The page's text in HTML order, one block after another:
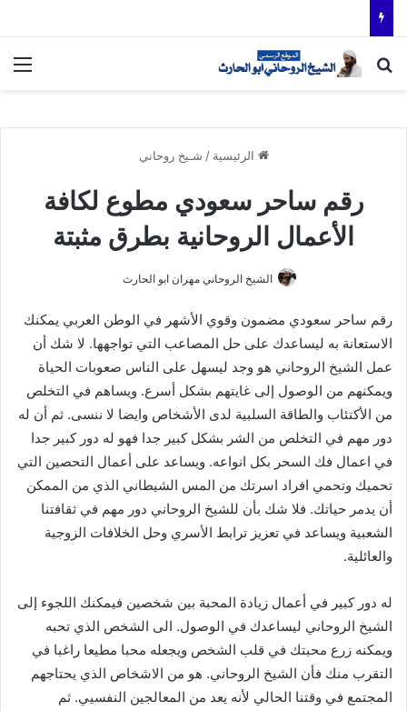
بحث عن
الرئيسية / شـيخ روحاني
رقم ساحر سعودي مطوع لكافة
الأعمال الروحانية بطرق مثبتة
الشيخ الروحاني مهران ابو الحارث
رقم ساحر سعودي مضمون وقوي الأشهر في الوطن العربي يمكنك
الاستعانة به ليساعدك على حل المصاعب التي تواجهها. لا شك أن
عمل الشيخ الروحاني هو وجد ليسهل على الناس صعوبات الحياة
ويمكنهم من الوصول إلى غايتهم بشكل أسرع. ويساهم في التخلص
من الأكتئاب والطاقة السلبية لدى الأشخاص وايضا لا ننسى. ثم أن له
دور مهم في التخلص من الشر بشكل كبير جدا فهو له دور كبير جدا
في اعمال فك السحر بكل انواعه. ويساعد على أعمال التحصين التي
تحميك وتحمي افراد اسرتك من المس الشيطاني الذي من الممكن
أن يدمر حياتك. فلا شك بأن للشيخ الروحاني دور مهم في ثقافتنا
الشعبية ويساعد في تعزيز ترابط الأسري وحل الخلافات الزوجية
والعائلية.
له دور كبير في أعمال زيادة المحبة بين شخصين فيمكنك اللجوء إلى
الشيخ الروحاني ليساعدك في الوصول. الى الشخص الذي تحبه
ويمكنه زرع محبتك في قلب الشخص ويجعله محبا مطيعا راغبا في
التقرب منك فأن الشيخ الروحاني. هو من الاشخاص الذي يحتاجهم
المجتمع في وقتنا الحالي لأنه يعد من المعالجين النفسيي. ثم